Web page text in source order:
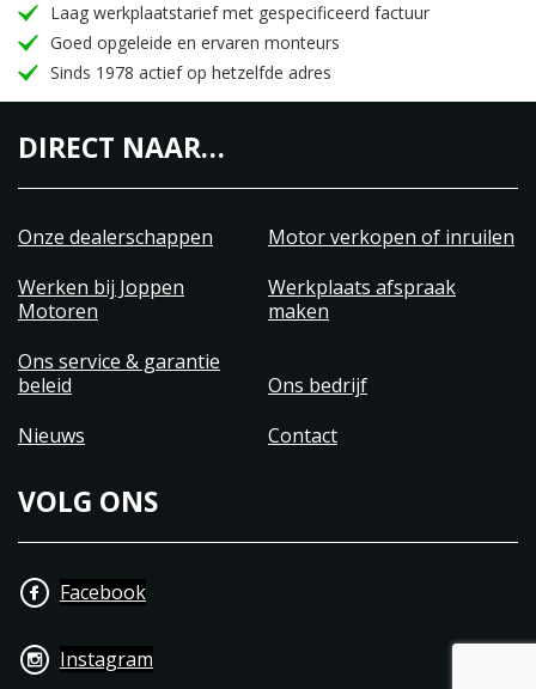
Laag werkplaatstarief met gespecificeerd factuur
Goed opgeleide en ervaren monteurs
Sinds 1978 actief op hetzelfde adres
DIRECT NAAR…
Onze dealerschappen
Motor verkopen of inruilen
Werken bij Joppen
Motoren
Werkplaats afspraak
maken
Ons service & garantie
beleid
Ons bedrijf
Nieuws
Contact
VOLG ONS
Facebook
Instagram